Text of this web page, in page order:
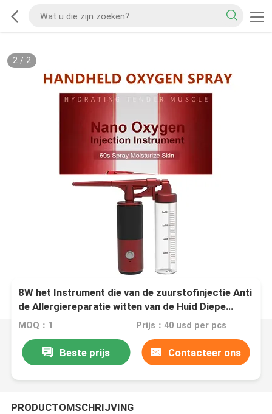
2/ 2
8W het Instrument die van de zuurstofinjectie Anti
de Allergiereparatie witten van de Huid Diepe
Hydratie
MOQ：1 Prijs：40 usd per pcs
Beste prijs Contacteer ons
PRODUCTOMSCHRIJVING